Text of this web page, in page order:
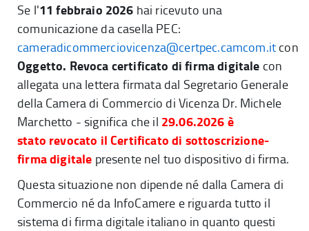
Se l'11 febbraio 2026 hai ricevuto una
comunicazione da casella PEC:
cameradicommerciovicenza@certpec.camcom.it con
Oggetto. Revoca certificato di firma digitale con
allegata una lettera firmata dal Segretario Generale
della Camera di Commercio di Vicenza Dr. Michele
Marchetto - significa che il 29.06.2026è
stato revocato il Certificato di sottoscrizione-
firma digitale presente nel tuo dispositivo di firma.
Questa situazione non dipende né dalla Camera di
Commercio né da InfoCamere e riguarda tutto il
sistema di firma digitale italiano in quanto questi